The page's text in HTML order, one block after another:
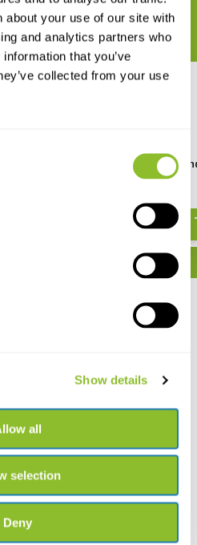
about your use of our site with
and analytics partners who
that you’ve
collected from your use
Show details
all
selection
Deny
Shapeshifters: The
World of Jellyfish
€ 43,08